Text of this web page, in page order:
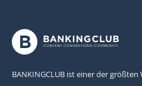
BANKINGCLUB ist einer der